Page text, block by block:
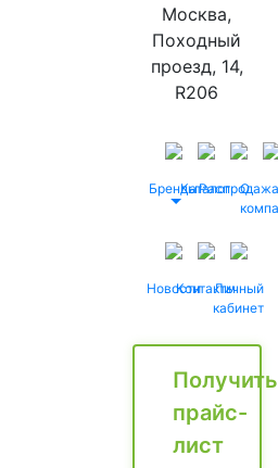
Москва,
Походный
проезд, 14,
R206
БрендыКаталог
Распродажа
О
НовостиКонтактыЛичный
кабинет
Получить
прайс-
лист